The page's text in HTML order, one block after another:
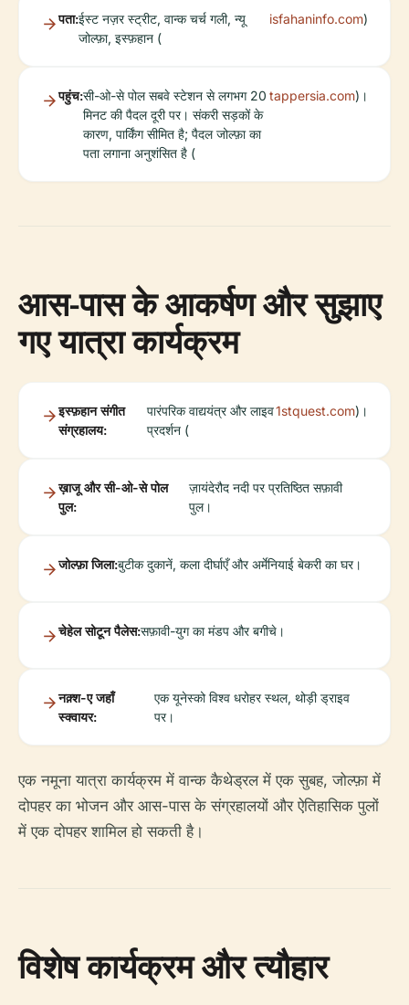
पता:ईस्ट नज़र स्ट्रीट, वान्क चर्च गली, न्यू
जोल्फ़ा, इस्फ़हान (
isfahaninfo.com)
पहुंच:सी-ओ-से पोल सबवे स्टेशन से लगभग 20
मिनट की पैदल दूरी पर। संकरी सड़कों के
कारण, पार्किंग सीमित है; पैदल जोल्फ़ा का
पता लगाना अनुशंसित है (
tappersia.com)।
आस-पास के आकर्षण और सुझाए
गए यात्रा कार्यक्रम
इस्फ़हान संगीत
संग्रहालय:
पारंपरिक वाद्ययंत्र और लाइव
प्रदर्शन (
1stquest.com)।
ख़ाजू और सी-ओ-से पोल
पुल:
ज़ायंदेरौद नदी पर प्रतिष्ठित सफ़ावी
पुल।
जोल्फ़ा जिला:बुटीक दुकानें, कला दीर्घाएँ और अर्मेनियाई बेकरी का घर।
चेहेल सोटून पैलेस:सफ़ावी-युग का मंडप और बगीचे।
नक़्श-ए जहाँ
स्क्वायर:
एक यूनेस्को विश्व धरोहर स्थल, थोड़ी ड्राइव
पर।
एक नमूना यात्रा कार्यक्रम में वान्क कैथेड्रल में एक सुबह, जोल्फ़ा में
दोपहर का भोजन और आस-पास के संग्रहालयों और ऐतिहासिक पुलों
में एक दोपहर शामिल हो सकती है।
विशेष कार्यक्रम और त्यौहार